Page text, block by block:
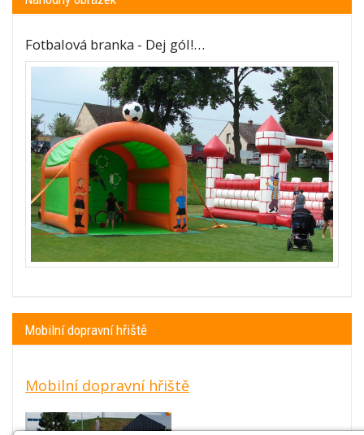
Fotbalová branka - Dej gól!…
Mobilní dopravní hřiště
Mobilní dopravní hřiště